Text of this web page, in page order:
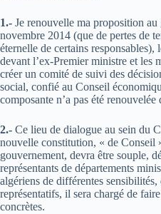
1.- Je renouvelle ma proposition
novembre 2014 (que de pertes de
éternelle de certains
devant l’ex-Premier ministre et les
créer un comité de suivi des
social, confié au Conseil
composante n’a pas été
2.- Ce lieu de dialogue au sein du
nouvelle constitution, « de Conseil
gouvernement, devra être souple,
représentants de départements
algériens de différentes
représentatifs, il sera chargé de
concrètes.